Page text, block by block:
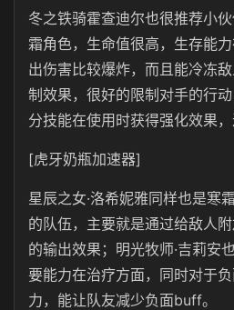
冬之铁骑霍查迪尔也很推荐小
霜角色，生命值很高，生存能
出伤害比较爆炸，而且能冷冻
制效果，很好的限制对手的行
分技能在使用时获得强化效果，
[虎牙奶瓶加速器]
星辰之女·洛希妮雅同样也是寒
的队伍，主要就是通过给敌人
的输出效果；明光牧师·吉莉安
要能力在治疗方面，同时对于
力，能让队友减少负面buff。